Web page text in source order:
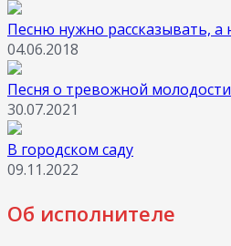
Песню нужно рассказывать, а
04.06.2018
Песня о тревожной
30.07.2021
В городском саду
09.11.2022
Об исполнителе